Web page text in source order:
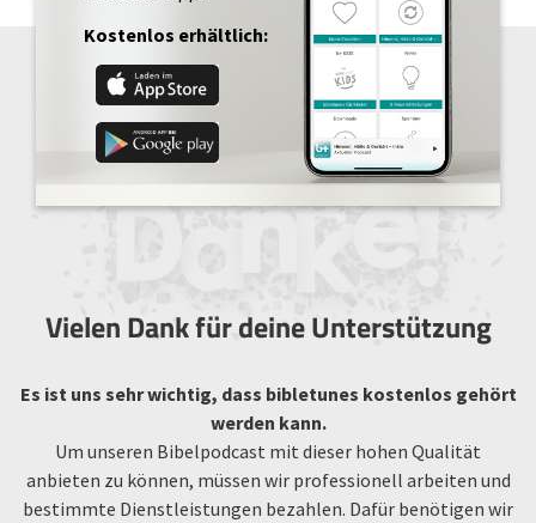
Kostenlos erhältlich:
Vielen Dank für deine Unterstützung
Es ist uns sehr wichtig, dass bibletunes kostenlos gehört
werden kann.
Um unseren Bibelpodcast mit dieser hohen Qualität
anbieten zu können, müssen wir professionell arbeiten und
bestimmte Dienstleistungen bezahlen. Dafür benötigen wir